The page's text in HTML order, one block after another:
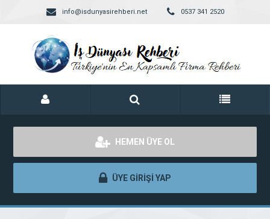
info@isdunyasirehberi.net 0537 341 2520
HEMEN ÜYE OL
ÜYE GİRİŞİ YAP